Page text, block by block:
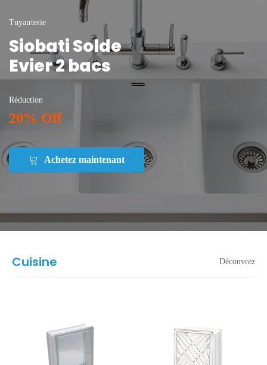
Tuyauterie
Siobati Solde
Evier 2 bacs
Réduction
20% Off
Achetez maintenant
Cuisine Découvrez